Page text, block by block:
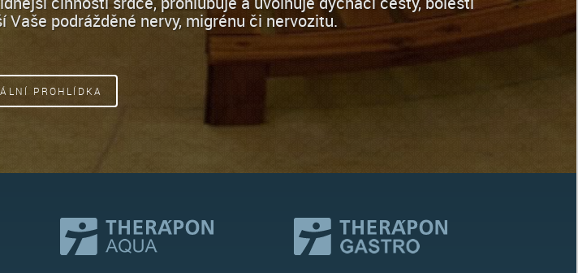
podrážděné nervy, migrénu či nervozitu.
PROHLÍDKA